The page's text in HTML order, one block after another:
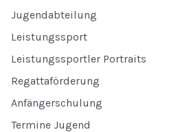
Jugendabteilung
Leistungssport
Leistungssportler Portraits
Regattaförderung
Anfängerschulung
Termine Jugend